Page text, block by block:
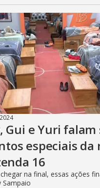
Gui e Yuri falam
especiais da
16
na final, essas ações
Sampaio